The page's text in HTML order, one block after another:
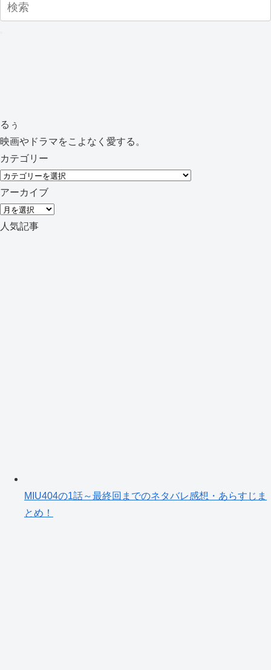
るぅ
映画やドラマをこよなく愛する。
カテゴリー
カ
テ
ゴ
リ
アーカイブ
ア
ー人気記事
MIU404の1話～最終回までのネタバレ感想・あらすじま
とめ！